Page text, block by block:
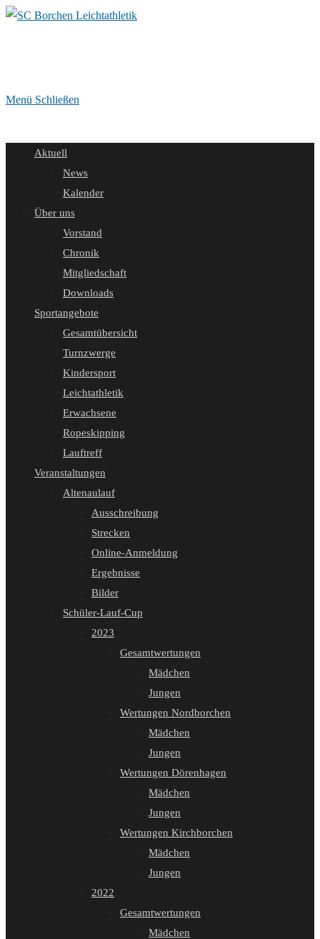
Zum
Menü Schließen
Aktuell
News
Kalender
Über uns
Vorstand
Chronik
Mitgliedschaft
Downloads
Sportangebote
Gesamtübersicht
Turnzwerge
Kindersport
Leichtathletik
Erwachsene
Ropeskipping
Lauftreff
Veranstaltungen
Altenaulauf
Ausschreibung
Strecken
Online-Anmeldung
Ergebnisse
Bilder
Schüler-Lauf-Cup
2023
Gesamtwertungen
Mädchen
Jungen
Wertungen Nordborchen
Mädchen
Jungen
Wertungen Dörenhagen
Mädchen
Jungen
Wertungen Kirchborchen
Mädchen
Jungen
2022
Gesamtwertungen
Mädchen